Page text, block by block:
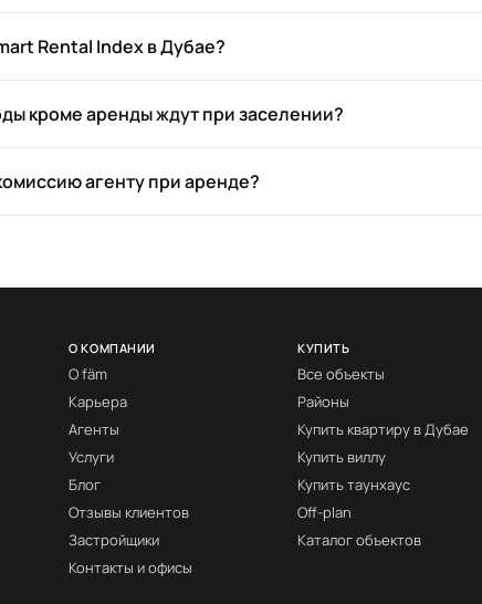
Rental Index в Дубае?
кроме аренды ждут при заселении?
агенту при аренде?
О КОМПАНИИ
О fäm
Карьера
Агенты
Услуги
Блог
Отзывы клиентов
Застройщики
Контакты и офисы
КУПИТЬ
Все объекты
Районы
Купить квартиру в Дубае
Купить виллу
Купить таунхаус
Off-plan
Каталог объектов